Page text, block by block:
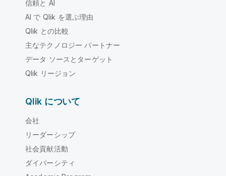
信頼と AI
AI で Qlik を選ぶ理由
Qlik との比較
主なテクノロジー パートナー
データ ソースとターゲット
Qlik リージョン
Qlik について
会社
リーダーシップ
社会貢献活動
ダイバーシティ